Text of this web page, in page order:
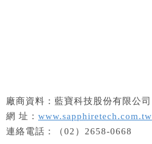
廠商資料：藍寶科技股份有限公司
網 址： www.sapphiretech.com.tw
連絡電話：（02）2658-0668